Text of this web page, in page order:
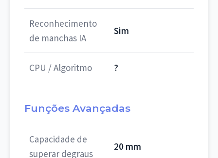
Reconhecimento
de manchas IA
Sim
CPU / Algoritmo ?
Funções Avançadas
Capacidade de
superar degraus
20 mm